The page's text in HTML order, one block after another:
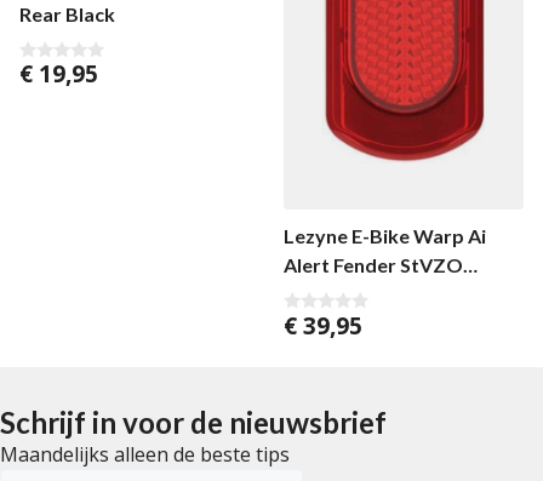
Rear Black
0
€ 19,95
Lezyne E-Bike Warp Ai
Alert Fender StVZO
Black/Red
0
v
€39,95
Schrijf in voor de nieuwsbrief
Maandelijks alleen de beste tips